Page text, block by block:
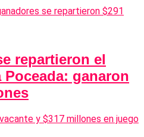
repartieron el
ganaron